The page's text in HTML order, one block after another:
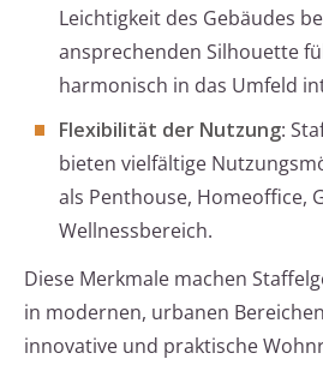
Leichtigkeit des Gebäudes
ansprechenden Silhouette
harmonisch in das Umfeld
Flexibilität der Nutzung:
bieten vielfältige
als Penthouse, Homeoffice,
Wellnessbereich.
Diese Merkmale machen
in modernen, urbanen
innovative und praktische